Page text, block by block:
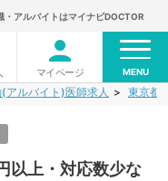
・アルバイトはマイナビDOCTOR
マイページ MENU
アルバイト)医師求人 東京都
以上・対応数少な